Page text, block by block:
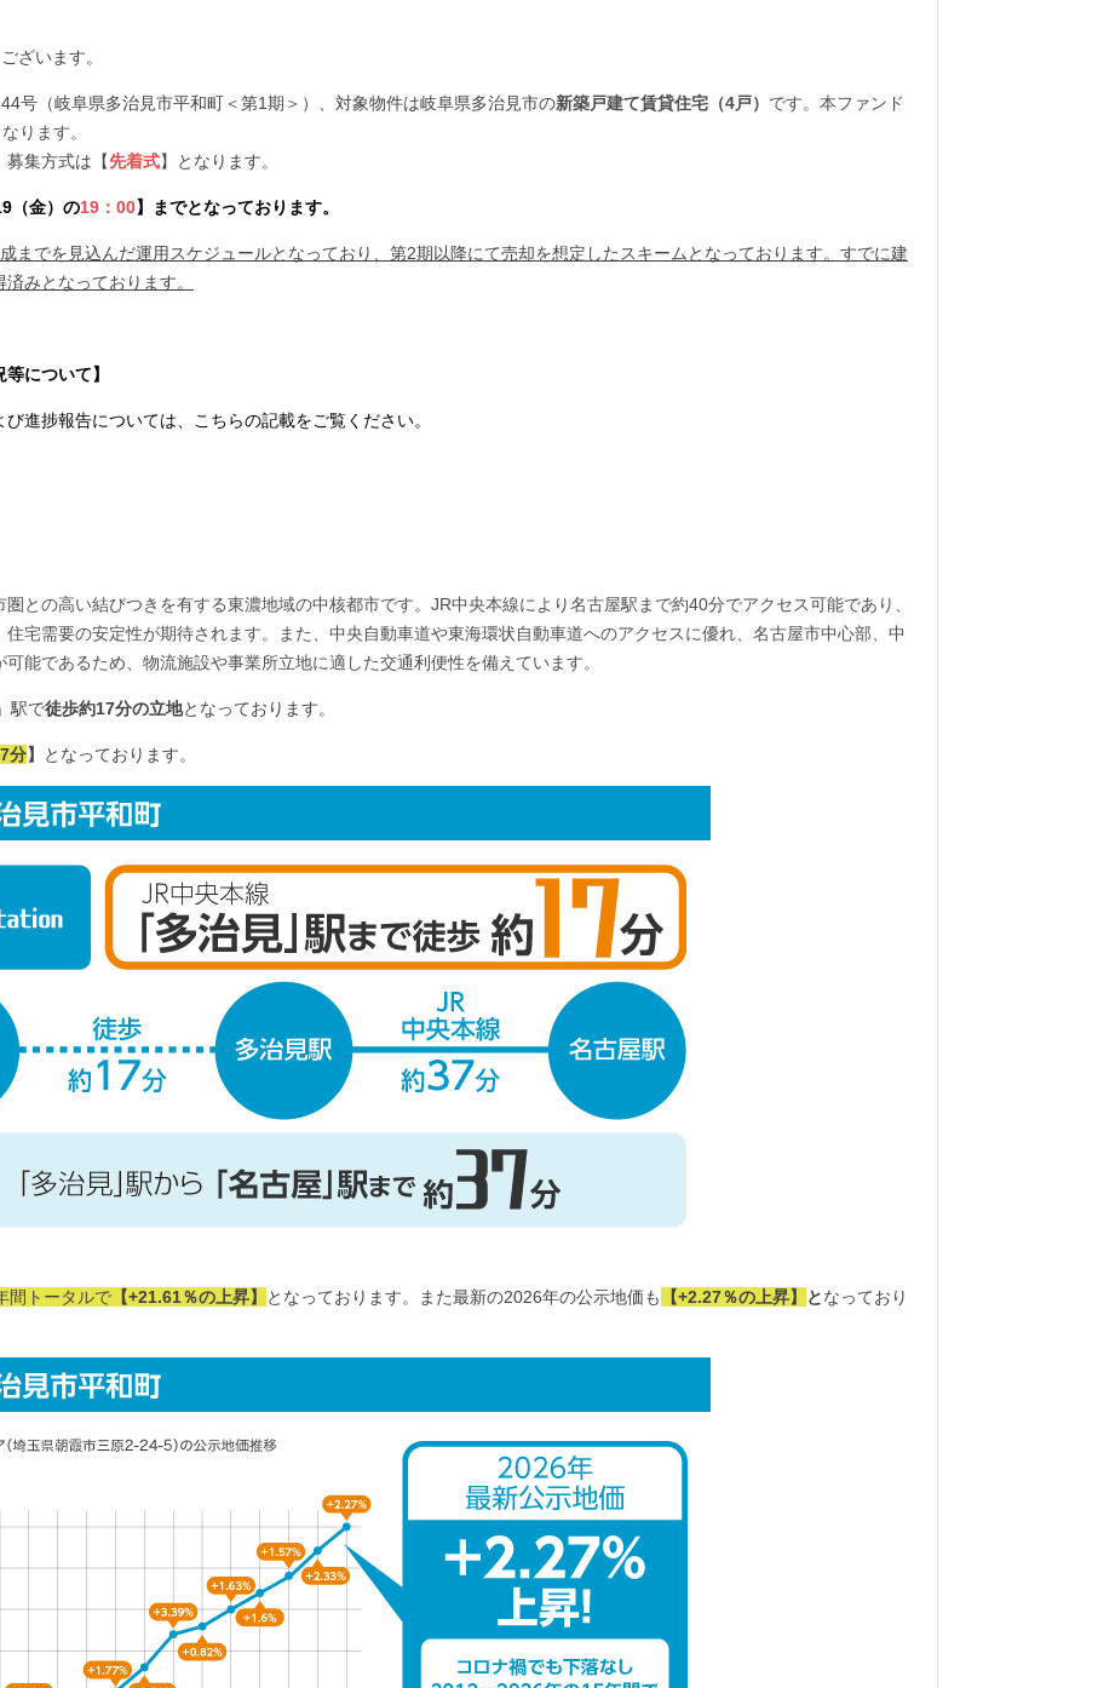
ざいます。
号（岐阜県多治見市平和町＜第1期＞）、対象物件は岐阜県多治見市の新築戸建て賃貸住宅（4戸） です。本ファンド
ります。
募集方式は【先着式】となります。
（金）の19：00】までとなっております。
までを見込んだ運用スケジュールとなっており、第2期以降にて売却を想定したスキームとなっております。すでに建
みとなっております。
について】
進捗報告については、こちらの記載をご覧ください。
との高い結びつきを有する東濃地域の中核都市です。JR中央本線により名古屋駅まで約40分でアクセス可能であり、
宅需要の安定性が期待されます。また、中央自動車道や東海環状自動車道へのアクセスに優れ、名古屋市中心部、中
能であるため、物流施設や事業所立地に適した交通利便性を備えています。
駅で徒歩約17分の立地となっております。
分】 となっております。
間トータルで 【+21.61％の上昇】 となっております。また最新の2026年の公示地価も 【+2.27％の上昇】 となっており